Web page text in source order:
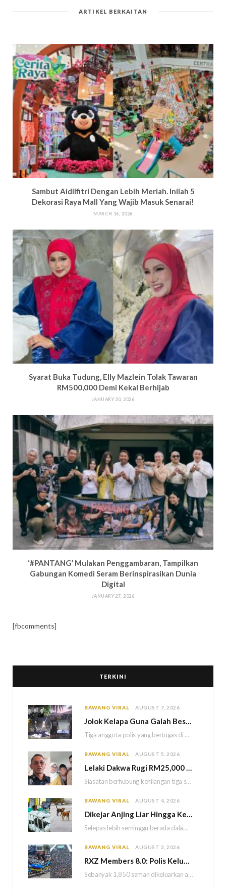
ARTIKEL BERKAITAN
Sambut Aidilfitri Dengan Lebih Meriah. Inilah 5
Dekorasi Raya Mall Yang Wajib Masuk Senarai!
MARCH 16, 2026
Syarat Buka Tudung, Elly Mazlein Tolak Tawaran
RM500,000 Demi Kekal Berhijab
JANUARY 30, 2026
‘#PANTANG’ Mulakan Penggambaran, Tampilkan
Gabungan Komedi Seram Berinspirasikan Dunia
Digital
JANUARY 27, 2026
[fbcomments]
TERKINI
BAWANG VIRAL AUGUST 7, 2026
Jolok Kelapa Guna Galah Besi Berakhir Tragedi, Tiga Polis Maut Terkena Renjatan Elektrik
Tiga anggota polis yang bertugas di Balai Polis Weston maut selepas dipercayai terkena renjatan elektrik…
BAWANG VIRAL AUGUST 5, 2026
Lelaki Dakwa Rugi RM25,000 Akibat Hutang Kutu, Polis Siasat Kaitan Dengan Kehilangan Tiga Beranak
Siasatan berhubung kehilangan tiga sekeluarga di Bukit Kayu Hitam kini memasuki perkembangan baharu apabila polis…
BAWANG VIRAL AUGUST 4, 2026
Dikejar Anjing Liar Hingga Kemalangan, Mekanik Berdepan Risiko Kecederaan Otak Kekal
Selepas lebih seminggu berada dalam keadaan koma akibat kemalangan dipercayai berpunca daripada kejadian dikejar sekumpulan…
BAWANG VIRAL AUGUST 3, 2026
RXZ Members 8.0: Polis Keluar 1,850 Saman, Sita 222 Motosikal & 5 Maut
Sebanyak 1,850 saman dikeluarkan atas pelbagai kesalahan lalu lintas manakala 222 motosikal disita sepanjang penganjuran…